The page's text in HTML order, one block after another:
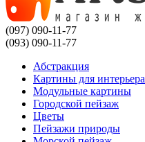
(097) 090-11-77
(093) 090-11-77
Абстракция
Картины для интерьера
Модульные картины
Городской пейзаж
Цветы
Пейзажи природы